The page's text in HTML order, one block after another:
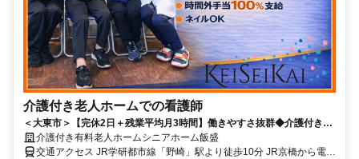
介護付き老人ホームでの看護師
＜大東市＞【完休2日＋残業平均月3時間】働きやすさ抜群◆介護付き老
人ホームでの施設看護師
介護付き有料老人ホームシニアホーム飯盛
交通アクセス JR学研都市線「野崎」駅より徒歩10分 JR京橋から電車